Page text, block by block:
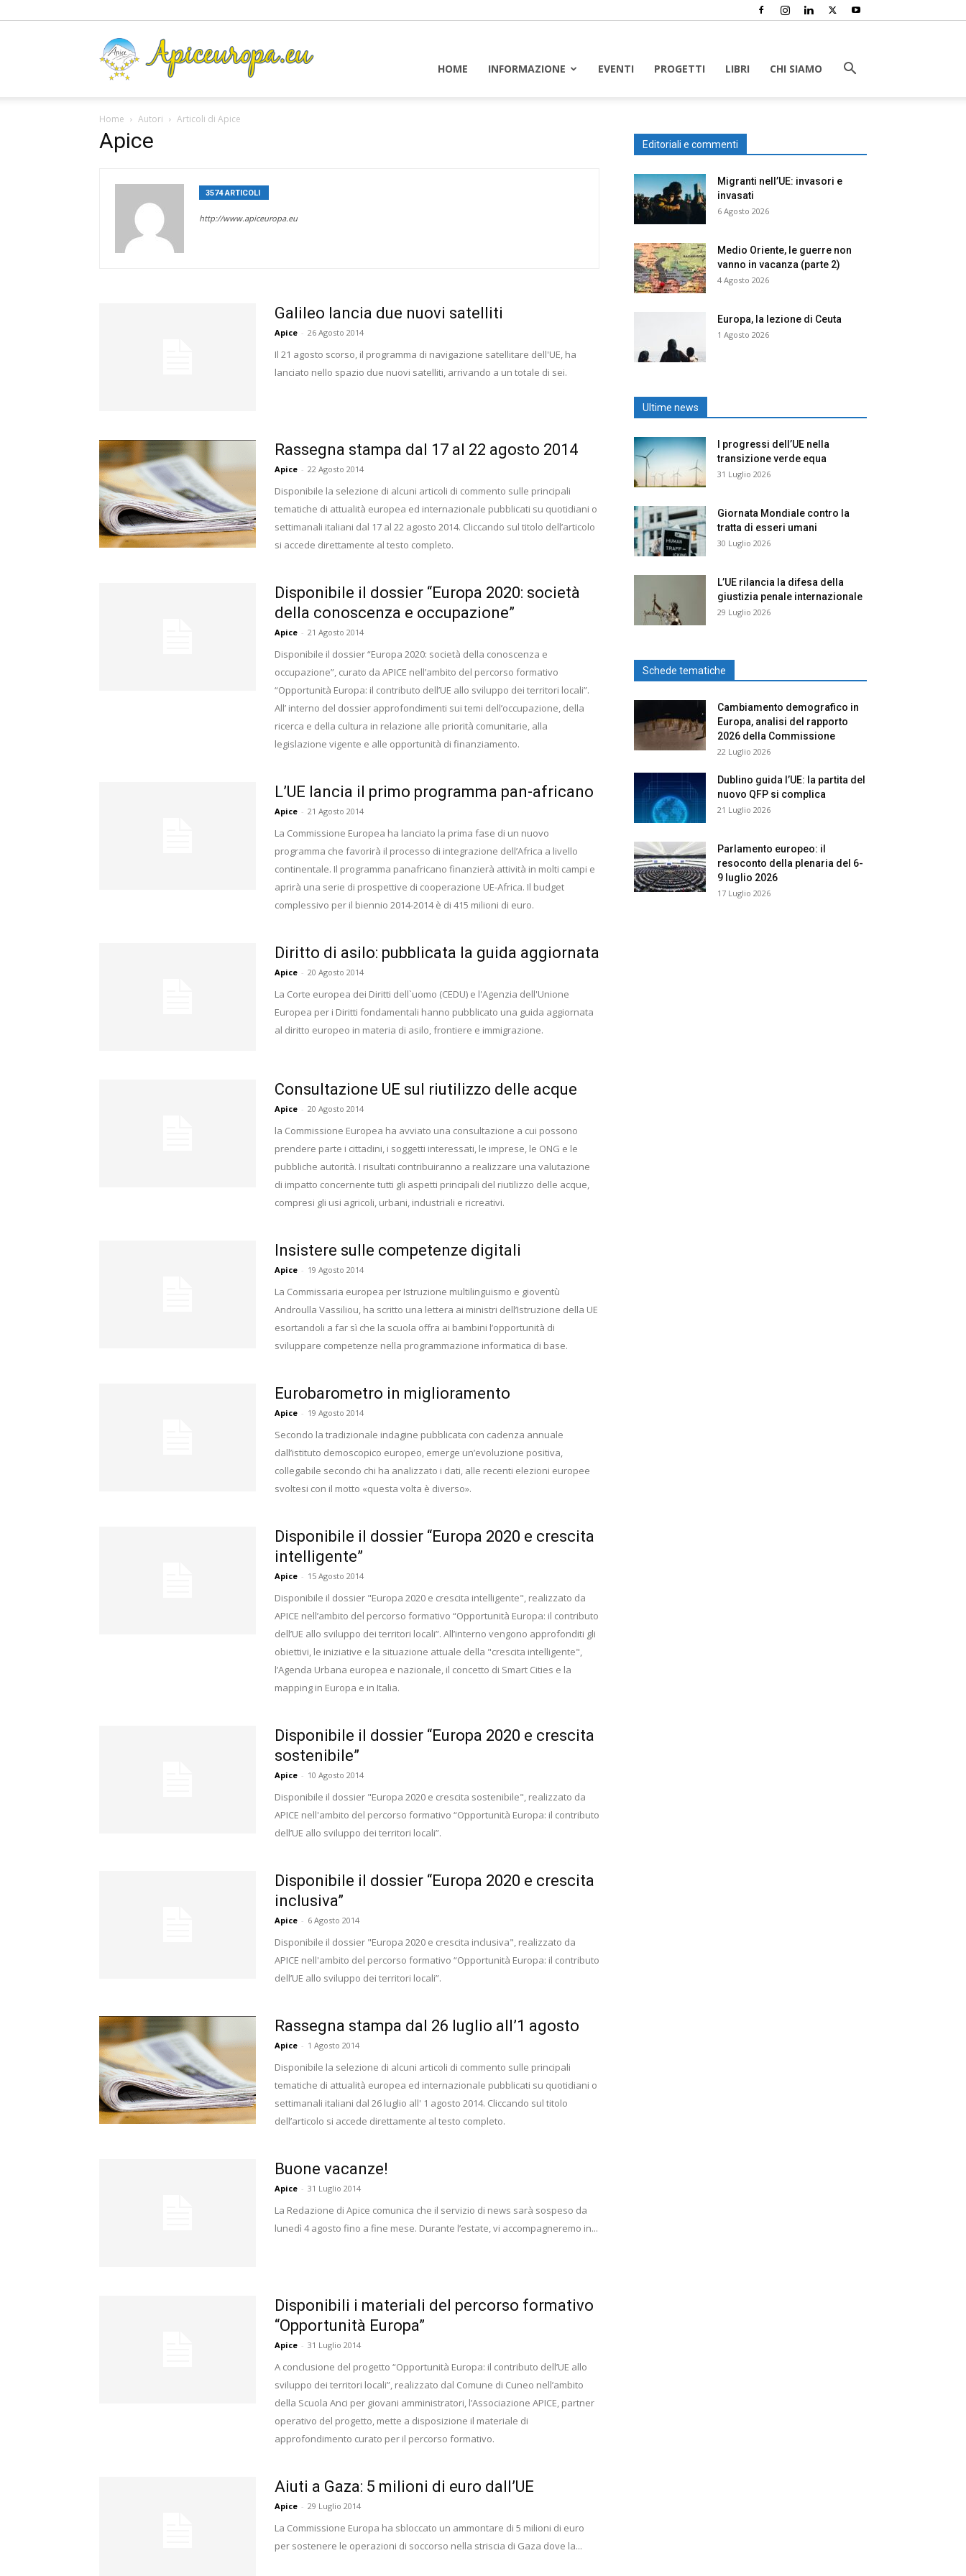
HOME INFORMAZIONE EVENTI PROGETTI LIBRI CHI SIAMO
Home Autori Articoli di Apice
Apice
3574 ARTICOLI
http://www.apiceuropa.eu
Galileo lancia due nuovi satelliti
Apice - 26 Agosto 2014
Il 21 agosto scorso, il programma di navigazione satellitare dell'UE, ha
lanciato nello spazio due nuovi satelliti, arrivando a un totale di sei.
Rassegna stampa dal 17 al 22 agosto 2014
Apice - 22 Agosto 2014
Disponibile la selezione di alcuni articoli di commento sulle principali
tematiche di attualità europea ed internazionale pubblicati su quotidiani o
settimanali italiani dal 17 al 22 agosto 2014. Cliccando sul titolo dell’articolo
si accede direttamente al testo completo.
Disponibile il dossier “Europa 2020: società
della conoscenza e occupazione”
Apice - 21 Agosto 2014
Disponibile il dossier “Europa 2020: società della conoscenza e
occupazione”, curato da APICE nell’ambito del percorso formativo
“Opportunità Europa: il contributo dell’UE allo sviluppo dei territori locali”.
All’ interno del dossier approfondimenti sui temi dell’occupazione, della
ricerca e della cultura in relazione alle priorità comunitarie, alla
legislazione vigente e alle opportunità di finanziamento.
L’UE lancia il primo programma pan-africano
Apice - 21 Agosto 2014
La Commissione Europea ha lanciato la prima fase di un nuovo
programma che favorirà il processo di integrazione dell’Africa a livello
continentale. Il programma panafricano finanzierà attività in molti campi e
aprirà una serie di prospettive di cooperazione UE-Africa. Il budget
complessivo per il biennio 2014-2014 è di 415 milioni di euro.
Diritto di asilo: pubblicata la guida aggiornata
Apice - 20 Agosto 2014
La Corte europea dei Diritti dell`uomo (CEDU) e l'Agenzia dell'Unione
Europea per i Diritti fondamentali hanno pubblicato una guida aggiornata
al diritto europeo in materia di asilo, frontiere e immigrazione.
Consultazione UE sul riutilizzo delle acque
Apice - 20 Agosto 2014
la Commissione Europea ha avviato una consultazione a cui possono
prendere parte i cittadini, i soggetti interessati, le imprese, le ONG e le
pubbliche autorità. I risultati contribuiranno a realizzare una valutazione
di impatto concernente tutti gli aspetti principali del riutilizzo delle acque,
compresi gli usi agricoli, urbani, industriali e ricreativi.
Insistere sulle competenze digitali
Apice - 19 Agosto 2014
La Commissaria europea per Istruzione multilinguismo e gioventù
Androulla Vassiliou, ha scritto una lettera ai ministri dell’Istruzione della UE
esortandoli a far sì che la scuola offra ai bambini l’opportunità di
sviluppare competenze nella programmazione informatica di base.
Eurobarometro in miglioramento
Apice - 19 Agosto 2014
Secondo la tradizionale indagine pubblicata con cadenza annuale
dall’istituto demoscopico europeo, emerge un’evoluzione positiva,
collegabile secondo chi ha analizzato i dati, alle recenti elezioni europee
svoltesi con il motto «questa volta è diverso».
Disponibile il dossier “Europa 2020 e crescita
intelligente”
Apice - 15 Agosto 2014
Disponibile il dossier "Europa 2020 e crescita intelligente", realizzato da
APICE nell’ambito del percorso formativo “Opportunità Europa: il contributo
dell’UE allo sviluppo dei territori locali”. All’interno vengono approfonditi gli
obiettivi, le iniziative e la situazione attuale della "crescita intelligente",
l’Agenda Urbana europea e nazionale, il concetto di Smart Cities e la
mapping in Europa e in Italia.
Disponibile il dossier “Europa 2020 e crescita
sostenibile”
Apice - 10 Agosto 2014
Disponibile il dossier "Europa 2020 e crescita sostenibile", realizzato da
APICE nell'ambito del percorso formativo “Opportunità Europa: il contributo
dell’UE allo sviluppo dei territori locali”.
Disponibile il dossier “Europa 2020 e crescita
inclusiva”
Apice - 6 Agosto 2014
Disponibile il dossier "Europa 2020 e crescita inclusiva", realizzato da
APICE nell'ambito del percorso formativo “Opportunità Europa: il contributo
dell’UE allo sviluppo dei territori locali”.
Rassegna stampa dal 26 luglio all’1 agosto
Apice - 1 Agosto 2014
Disponibile la selezione di alcuni articoli di commento sulle principali
tematiche di attualità europea ed internazionale pubblicati su quotidiani o
settimanali italiani dal 26 luglio all' 1 agosto 2014. Cliccando sul titolo
dell’articolo si accede direttamente al testo completo.
Buone vacanze!
Apice - 31 Luglio 2014
La Redazione di Apice comunica che il servizio di news sarà sospeso da
lunedì 4 agosto fino a fine mese. Durante l’estate, vi accompagneremo in...
Disponibili i materiali del percorso formativo
“Opportunità Europa”
Apice - 31 Luglio 2014
A conclusione del progetto “Opportunità Europa: il contributo dell’UE allo
sviluppo dei territori locali”, realizzato dal Comune di Cuneo nell’ambito
della Scuola Anci per giovani amministratori, l’Associazione APICE, partner
operativo del progetto, mette a disposizione il materiale di
approfondimento curato per il percorso formativo.
Aiuti a Gaza: 5 milioni di euro dall’UE
Apice - 29 Luglio 2014
La Commissione Europa ha sbloccato un ammontare di 5 milioni di euro
per sostenere le operazioni di soccorso nella striscia di Gaza dove la...
Editoriali e commenti
Migranti nell’UE: invasori e
invasati
6 Agosto 2026
Medio Oriente, le guerre non
vanno in vacanza (parte 2)
4 Agosto 2026
Europa, la lezione di Ceuta
1 Agosto 2026
Ultime news
I progressi dell’UE nella
transizione verde equa
31 Luglio 2026
Giornata Mondiale contro la
tratta di esseri umani
30 Luglio 2026
L’UE rilancia la difesa della
giustizia penale internazionale
29 Luglio 2026
Schede tematiche
Cambiamento demografico in
Europa, analisi del rapporto
2026 della Commissione
22 Luglio 2026
Dublino guida l’UE: la partita del
nuovo QFP si complica
21 Luglio 2026
Parlamento europeo: il
resoconto della plenaria del 6-
9 luglio 2026
17 Luglio 2026